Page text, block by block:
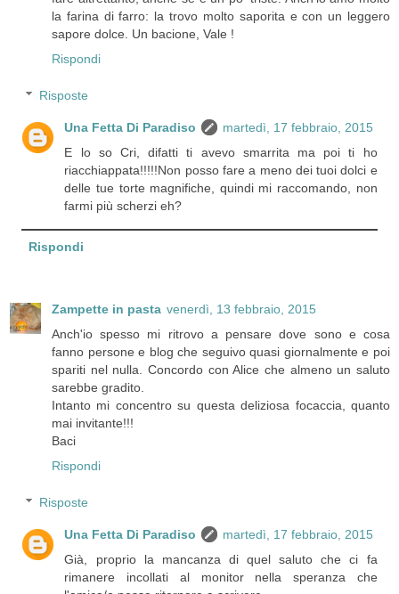
la farina di farro: la trovo molto saporita e con un leggero
sapore dolce. Un bacione, Vale !
Rispondi
Risposte
Una Fetta Di Paradiso
martedì, 17 febbraio, 2015
E lo so Cri, difatti ti avevo smarrita ma poi ti ho
riacchiappata!!!!!Non posso fare a meno dei tuoi dolci e
delle tue torte magnifiche, quindi mi raccomando, non
farmi più scherzi eh?
Rispondi
Zampette in pasta venerdì, 13 febbraio, 2015
Anch'io spesso mi ritrovo a pensare dove sono e cosa
fanno persone e blog che seguivo quasi giornalmente e poi
spariti nel nulla. Concordo con Alice che almeno un saluto
sarebbe gradito.
Intanto mi concentro su questa deliziosa focaccia, quanto
mai invitante!!!
Baci
Rispondi
Risposte
Una Fetta Di Paradiso
martedì, 17 febbraio, 2015
Già, proprio la mancanza di quel saluto che ci fa
rimanere incollati al monitor nella speranza che